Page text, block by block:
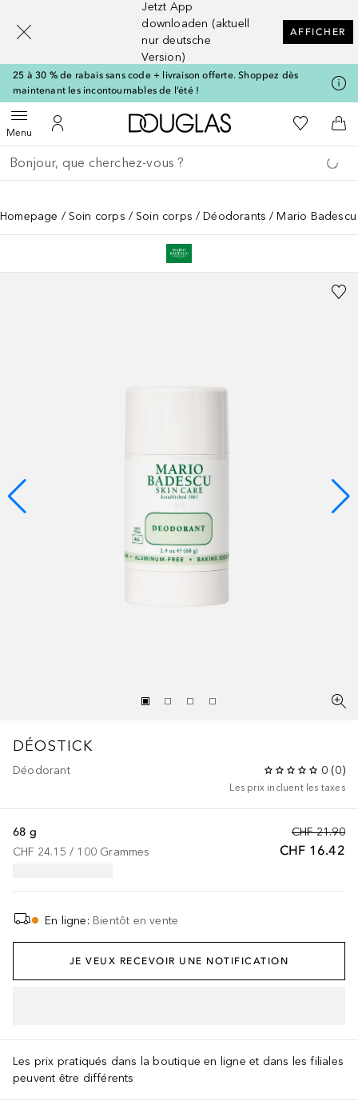
Jetzt App
downloaden (aktuell
nur deutsche
Version)
AFFICHER
25 à 30 % de rabais sans code + livraison offerte. Shoppez dès
maintenant les incontournables de l’été !
MenuOuvrir le menuVers Mon Compte
Vers l'accueil Douglas
Vers Ma
Retourner
Exécuter la recherche
Homepage Soin corps Soin corps Déodorants Mario
DÉOSTICK
Déodorant 0 (0)
Les prix incluent les taxes
CHF 21.90
CHF 16.42
68 g
CHF 24.15 / 100 Grammes
En ligne: Bientôt en vente
JE VEUX RECEVOIR UNE NOTIFICATION
Les prix pratiqués dans la boutique en ligne et dans les filiales
peuvent être différents
[navigation.slideout.screenreader]